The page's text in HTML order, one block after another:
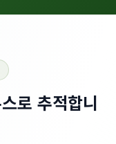
로 추적합니